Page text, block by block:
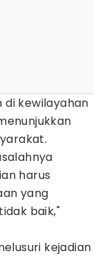
di kewilayahan
harus
yang
baik,"
kejadian